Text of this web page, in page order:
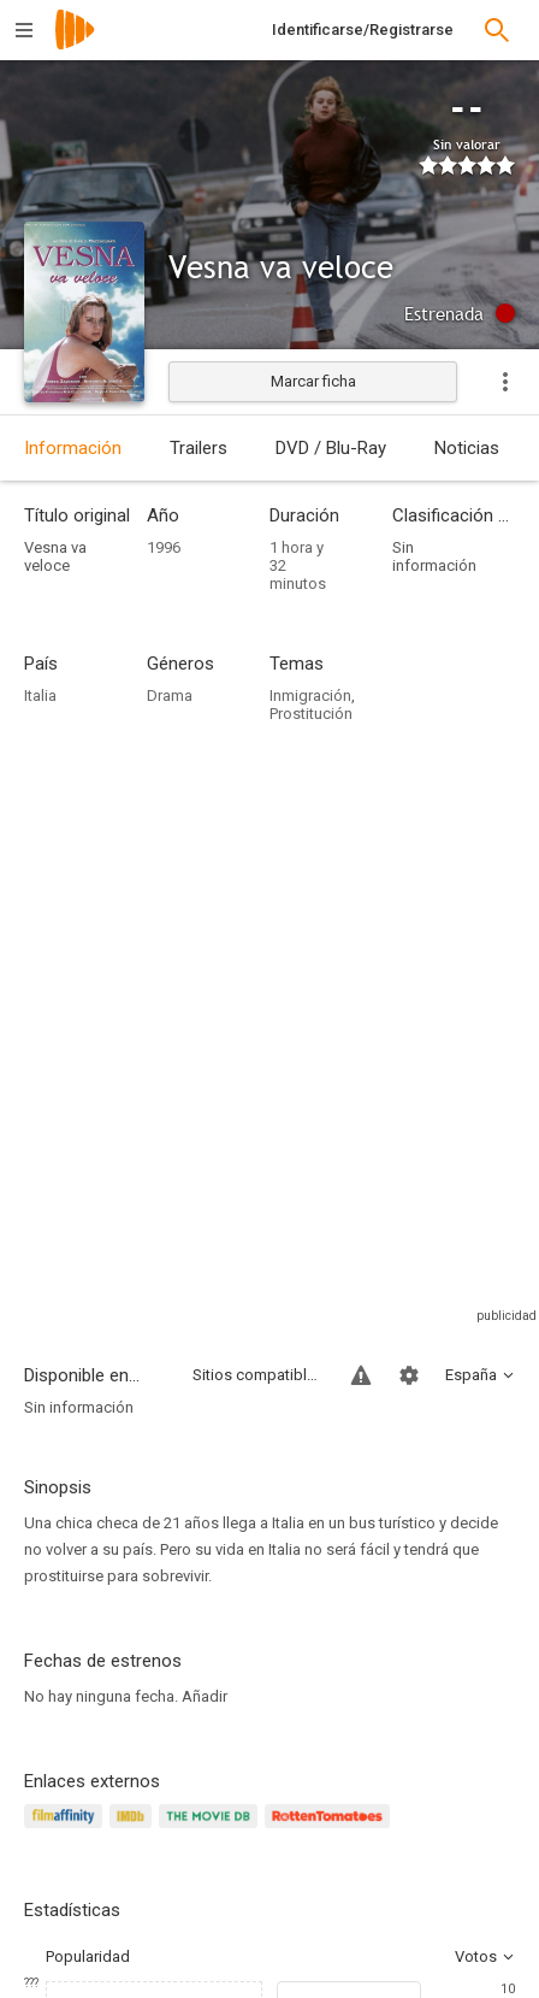
Identificarse/Registrarse
--
Sin valorar
Vesna va veloce
Estrenada
Marcar ficha
Información Trailers DVD / Blu-Ray Noticias
Título original
Vesna va
veloce
Año
1996
Duración
1 hora y
32
minutos
Clasificación por edades
Sin
información
País
Italia
Géneros
Drama
Temas
Inmigración,
Prostitución
Disponible en... España
Sitios compatibles
Sin información
Sinopsis
Una chica checa de 21 años llega a Italia en un bus turístico y decide
no volver a su país. Pero su vida en Italia no será fácil y tendrá que
prostituirse para sobrevivir.
Fechas de estrenos
No hay ninguna fecha. Añadir
Enlaces externos
Estadísticas
Popularidad Votos
???
10